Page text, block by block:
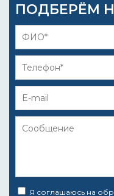
ПОДБЕРЁМ
Я соглашаюсь на